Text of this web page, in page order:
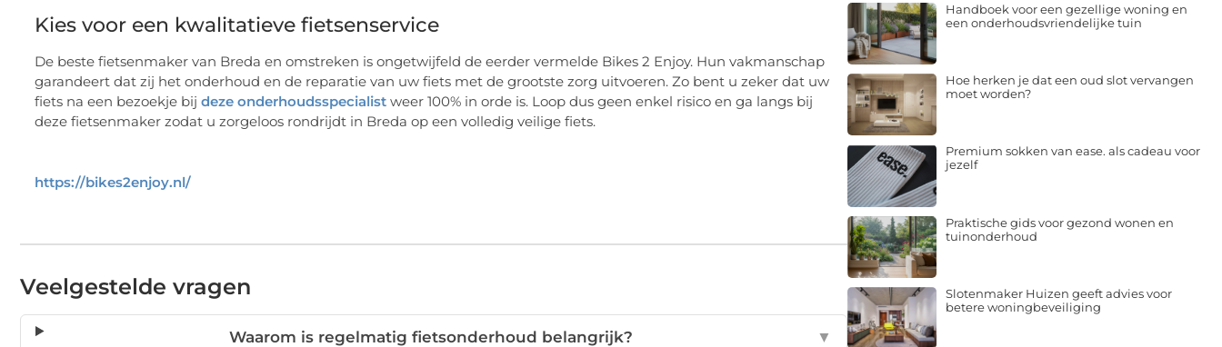
Kies voor een kwalitatieve fietsenservice
De beste fietsenmaker van Breda en omstreken is ongetwijfeld de eerder vermelde Bikes 2 Enjoy. Hun vakmanschap
garandeert dat zij het onderhoud en de reparatie van uw fiets met de grootste zorg uitvoeren. Zo bent u zeker dat uw
fiets na een bezoekje bij deze onderhoudsspecialist weer 100% in orde is. Loop dus geen enkel risico en ga langs bij
deze fietsenmaker zodat u zorgeloos rondrijdt in Breda op een volledig veilige fiets.
https://bikes2enjoy.nl/
Veelgestelde vragen
Waarom is regelmatig fietsonderhoud belangrijk? ▼
Handboek voor een gezellige woning en
een onderhoudsvriendelijke tuin
Hoe herken je dat een oud slot vervangen
moet worden?
Premium sokken van ease. als cadeau voor
jezelf
Praktische gids voor gezond wonen en
tuinonderhoud
Slotenmaker Huizen geeft advies voor
betere woningbeveiliging